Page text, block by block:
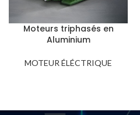
Moteurs triphasés en
Aluminium
MOTEUR ÉLÉCTRIQUE